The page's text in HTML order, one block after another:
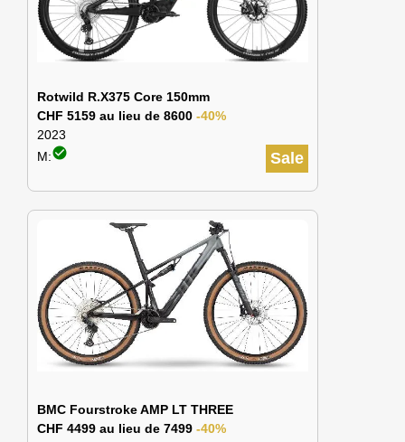
Rotwild R.X375 Core 150mm
CHF 5159 au lieu de 8600 -40%
2023
Sale
M:check_circle
BMC Fourstroke AMP LT THREE
CHF 4499 au lieu de 7499 -40%